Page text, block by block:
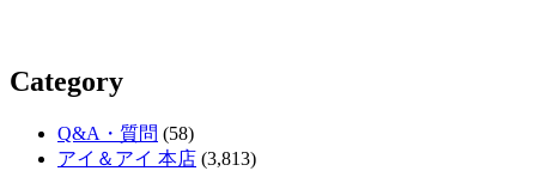
Category
Q&A・質問 (58)
アイ＆アイ 本店 (3,813)